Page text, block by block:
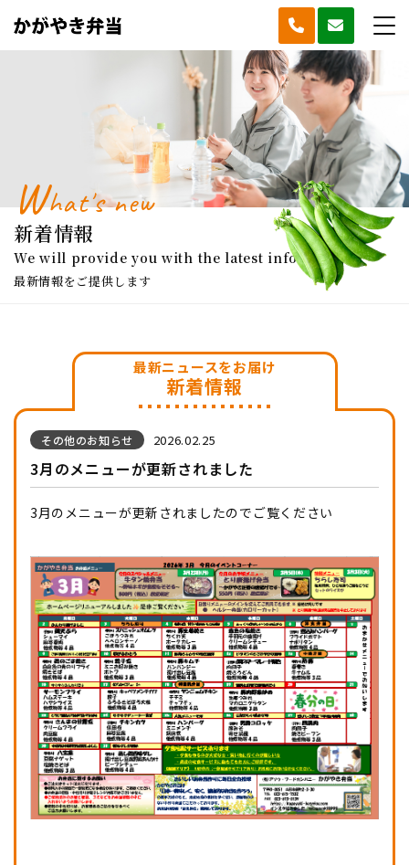
What's new
新着情報
We will provide you withthe latest information
最新情報をご提供します
最新ニュースをお届け
新着情報
その他のお知らせ 2026.02.25
3月のメニューが更新されました
3月のメニューが更新されましたのでご覧ください